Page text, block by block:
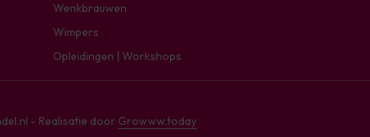
Wenkbrauwen
Wimpers
Opleidingen | Workshops
- Realisatie door Growww.today